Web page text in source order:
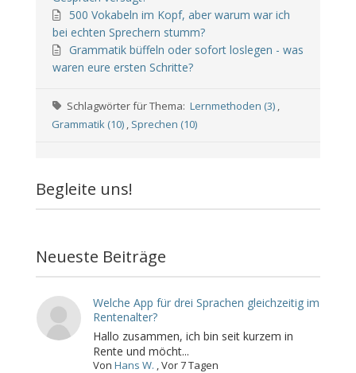
500 Vokabeln im Kopf, aber warum war ich
bei echten Sprechern stumm?
Grammatik büffeln oder sofort loslegen - was
waren eure ersten Schritte?
Schlagwörter für Thema:Lernmethoden (3) ,
Grammatik (10) , Sprechen (10)
Begleite uns!
Neueste Beiträge
Welche App für drei Sprachen gleichzeitig im
Rentenalter?
Hallo zusammen, ich bin seit kurzem in
Rente und möcht...
VonHans W. ,Vor 7 Tagen